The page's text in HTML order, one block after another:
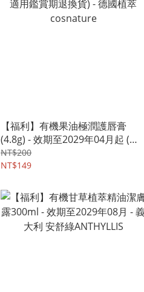
【福利】有機果油極潤護唇膏
(4.8g) - 效期至2029年04月起 (不
適用鑑賞期退換貨) - 德國植萃
cosnature
NT$200
NT$149